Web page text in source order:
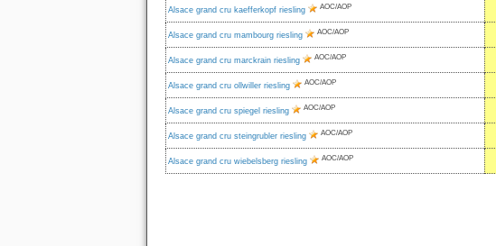
Alsace grand cru kaefferkopf riesling AOC/AOP
Alsace grand cru mambourg riesling AOC/AOP
Alsace grand cru marckrain riesling AOC/AOP
Alsace grand cru ollwiller riesling AOC/AOP
Alsace grand cru spiegel riesling AOC/AOP
Alsace grand cru steingrubler riesling AOC/AOP
Alsace grand cru wiebelsberg riesling AOC/AOP